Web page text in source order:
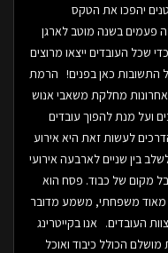
יהפכו את הטקס
פעמים בשנה מוטב לארגן
שכל העובדים ייצאו מרוצים
התשובות כאן בפנים! הרמת
מחלקת משאבי אנוש
ועל מנת להפוך עובדים
לעשות זאת היא אירוע
בין שניים לארבעה אירועי
מקום של כבוד. פסח הוא
מאוד משפחתי, משמע מדובר
העובדים. אנו בקייטרינג
הרמת כוסית מושלם הכולל כיבוד ואוכל